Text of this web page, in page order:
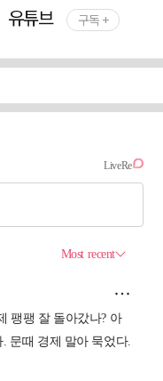
유튜브 구독 +